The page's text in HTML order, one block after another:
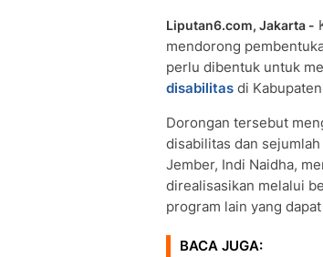
Liputan6.com, Jakarta -
mendorong
perlu dibentuk untuk
disabilitas di
Dorongan tersebut
disabilitas dan
Jember, Indi Naidha,
direalisasikan melalui
program lain yang
BACA JUGA: